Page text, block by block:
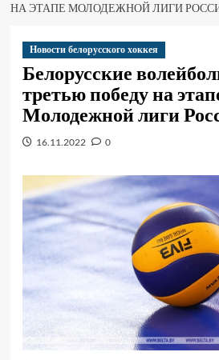
НА ЭТАПЕ МОЛОДЕЖНОЙ ЛИГИ
Новости белорусского хоккея
Белорусские
третью победу на
Молодежной лиги
16.11.2022 0